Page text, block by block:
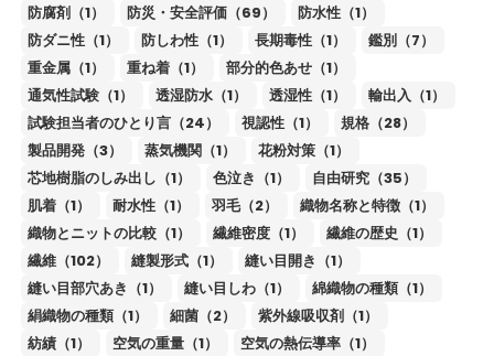
防腐剤（1）
防災・安全評価（69）
防水性（1）
防ダニ性（1）
防しわ性（1） 長期毒性（1）
鑑別（7）
重金属（1）
重ね着（1）
部分的色あせ（1）
通気性試験（1）
透湿防水（1） 透湿性（1）
輸出入（1）
試験担当者のひとり言（24）
視認性（1）
規格（28）
製品開発（3）
蒸気機関（1）
花粉対策（1）
芯地樹脂のしみ出し（1）
色泣き（1）
自由研究（35）
肌着（1）
耐水性（1） 羽毛（2）
織物名称と特徴（1）
織物とニットの比較（1）
繊維密度（1）
繊維の歴史（1）
繊維（102）
縫製形式（1）
縫い目開き（1）
縫い目部穴あき（1）
縫い目しわ（1）
綿織物の種類（1）
絹織物の種類（1）
細菌（2）
紫外線吸収剤（1）
紡績（1）
空気の重量（1）
空気の熱伝導率（1）